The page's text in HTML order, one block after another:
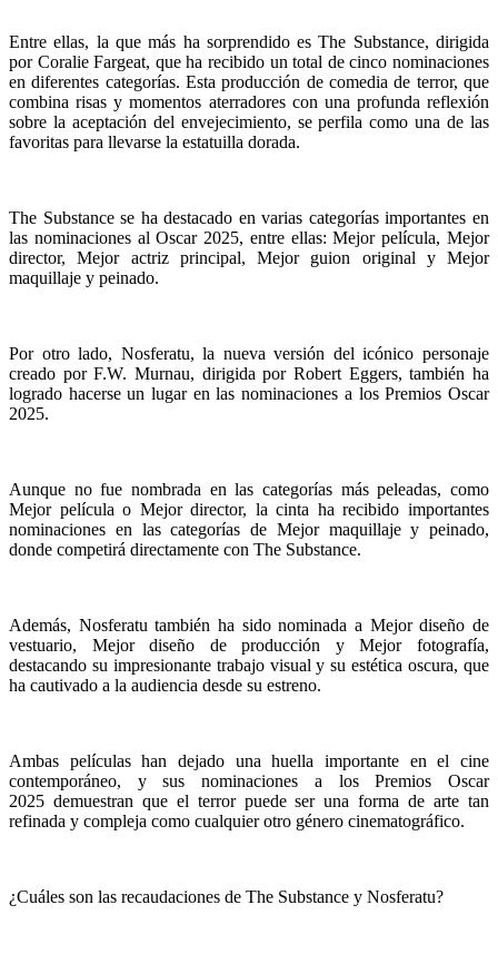
Entre ellas, la que más ha sorprendido es The Substance, dirigida
por Coralie Fargeat, que ha recibido un total de cinco nominaciones
en diferentes categorías. Esta producción de comedia de terror, que
combina risas y momentos aterradores con una profunda reflexión
sobre la aceptación del envejecimiento, se perfila como una de las
favoritas para llevarse la estatuilla dorada.
The Substance se ha destacado en varias categorías importantes en
las nominaciones al Oscar 2025, entre ellas: Mejor película, Mejor
director, Mejor actriz principal, Mejor guion original y Mejor
maquillaje y peinado.
Por otro lado, Nosferatu, la nueva versión del icónico personaje
creado por F.W. Murnau, dirigida por Robert Eggers, también ha
logrado hacerse un lugar en las nominaciones a los Premios Oscar
2025.
Aunque no fue nombrada en las categorías más peleadas, como
Mejor película o Mejor director, la cinta ha recibido importantes
nominaciones en las categorías de Mejor maquillaje y peinado,
donde competirá directamente con The Substance.
Además, Nosferatu también ha sido nominada a Mejor diseño de
vestuario, Mejor diseño de producción y Mejor fotografía,
destacando su impresionante trabajo visual y su estética oscura, que
ha cautivado a la audiencia desde su estreno.
Ambas películas han dejado una huella importante en el cine
contemporáneo, y sus nominaciones a los Premios Oscar
2025 demuestran que el terror puede ser una forma de arte tan
refinada y compleja como cualquier otro género cinematográfico.
¿Cuáles son las recaudaciones de The Substance y Nosferatu?